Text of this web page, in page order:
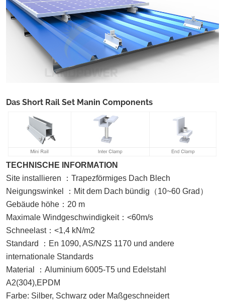
Das Short Rail Set Manin Components
TECHNISCHE INFORMATION
Site installieren
： Trapezförmiges Dach Blech
Neigungswinkel
： Mit dem Dach bündig （10~60 Grad ）
Gebäude höhe ： 20 m
Maximale Windgeschwindigkeit： <60m/s
Schneelast： <1,4 kN/m2
Standard
： En 1090, AS/NZS 1170 und andere
internationale Standards
Material
： Aluminium 6005-T5 und Edelstahl
A2(304),EPDM
Farbe: Silber, Schwarz oder Maßgeschneidert